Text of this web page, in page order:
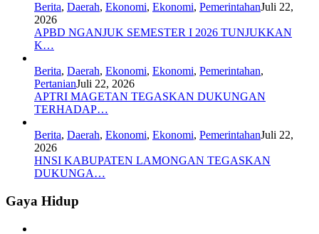
Berita, Daerah, Ekonomi, Ekonomi, PemerintahanJuli 22,
2026
APBD NGANJUK SEMESTER I 2026 TUNJUKKAN
K…
Berita, Daerah, Ekonomi, Ekonomi, Pemerintahan,
PertanianJuli 22, 2026
APTRI MAGETAN TEGASKAN DUKUNGAN
TERHADAP…
Berita, Daerah, Ekonomi, Ekonomi, PemerintahanJuli 22,
2026
HNSI KABUPATEN LAMONGAN TEGASKAN
DUKUNGA…
Gaya Hidup